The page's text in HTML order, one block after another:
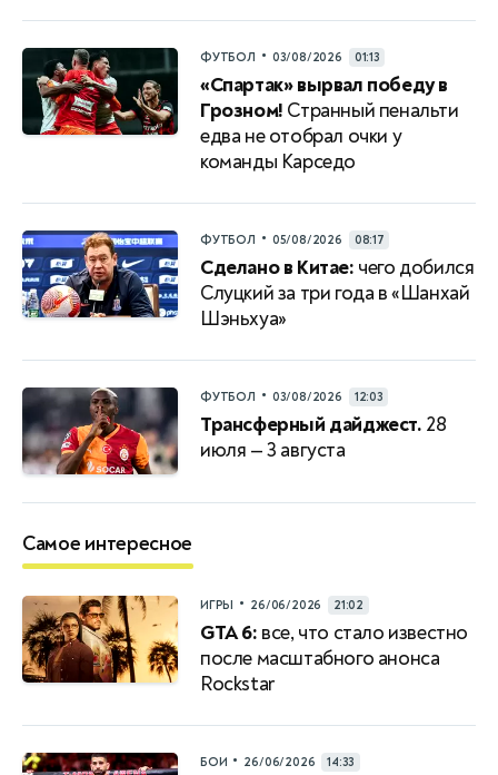
ФУТБОЛ • 03/08/2026 01:13
«Спартак» вырвал победу в
Грозном! Странный пенальти
едва не отобрал очки у
команды Карседо
ФУТБОЛ • 05/08/2026 08:17
Сделано в Китае: чего добился
Слуцкий за три года в «Шанхай
Шэньхуа»
ФУТБОЛ • 03/08/2026 12:03
Трансферный дайджест. 28
июля — 3 августа
Самое интересное
ИГРЫ • 26/06/2026 21:02
GTA 6: все, что стало известно
после масштабного анонса
Rockstar
БОИ • 26/06/2026 14:33